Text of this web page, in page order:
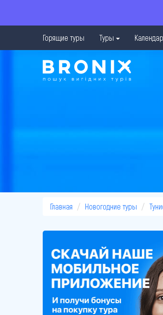
Горящие туры Туры
Главная Новогодние туры